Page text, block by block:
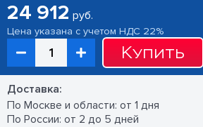
24 912 руб.
Цена указана с учетом НДС 22%
Купить
Доставка:
По Москве и области: от 1 дня
По России: от 2 до 5 дней